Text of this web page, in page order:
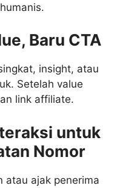
Baru CTA
insight, atau
Setelah value
link affiliate.
untuk
Nomor
atau ajak penerima